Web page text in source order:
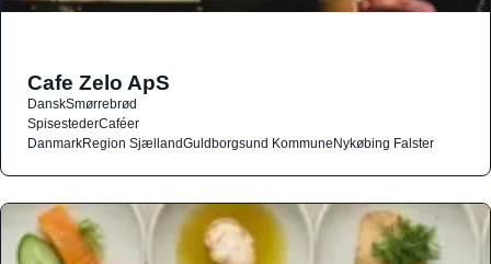
Cafe Zelo ApS
DanskSmørrebrød
SpisestederCaféer
DanmarkRegion SjællandGuldborgsund KommuneNykøbing Falster